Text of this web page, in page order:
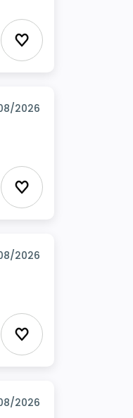
Ajouter aux
2026
Ajouter aux
2026
Ajouter aux
2026